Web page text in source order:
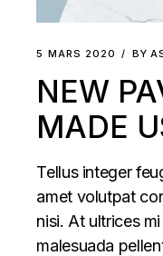
5 MARS 2020 BY
NEW
MADE
Tellus integer
amet volutpat
nisi. At ultrices
malesuada